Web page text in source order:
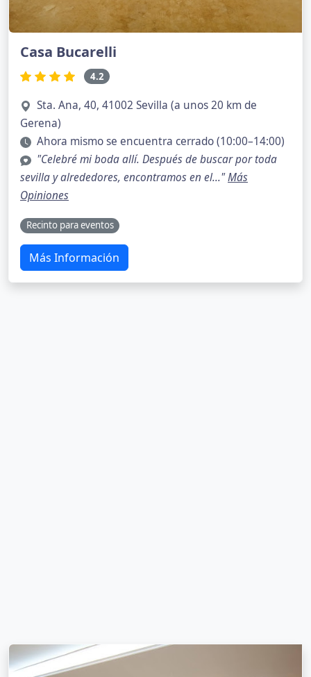
Casa Bucarelli
4.2
Sta. Ana, 40, 41002 Sevilla (a unos 20 km de
Gerena)
Ahora mismo se encuentra cerrado (10:00–14:00)
"Celebré mi boda allí. Después de buscar por toda
sevilla y alrededores, encontramos en el..."Más
Opiniones
Recinto para eventos
Más Información